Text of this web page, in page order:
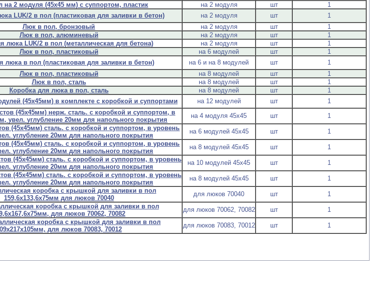
на 2 модуля (45х45 мм) с суппортом, пластик на 2 модуля шт
1
LUK/2 в пол (пластиковая для заливки в бетон) на 2 модуля шт
1
Люк в пол, бронзовый на 2 модуля шт
1
Люк в пол, алюминевый на 2 модуля шт
1
люка LUK/2 в пол (металлическая для бетона) на 2 модуля шт
1
Люк в пол, пластиковый на 6 модулей шт
1
люка в пол (пластиковая для заливки в бетон) на 6 и на 8 модулей шт
1
Люк в пол, пластиковый на 8 модулей шт
1
Люк в пол, сталь на 8 модулей шт
1
Коробка для люка в пол, сталь на 8 модулей шт
1
(45х45мм) в комплекте с коробкой и суппортами на 12 модулей шт
1
(45х45мм) нерж. сталь. с коробкой и суппортом, в
увел. углубление 20мм для напольного покрытия
на 4 модуля 45х45 шт 1
(45х45мм) сталь. с коробкой и суппортом, в уровень
углубление 20мм для напольного покрытия
на 6 модулей 45х45 шт 1
(45х45мм) сталь. с коробкой и суппортом, в уровень
углубление 20мм для напольного покрытия
на 8 модулей 45х45 шт 1
(45х45мм) сталь. с коробкой и суппортом, в уровень
углубление 20мм для напольного покрытия
на 10 модулей 45х45 шт 1
(45х45мм) сталь. с коробкой и суппортом, в уровень
углубление 20мм для напольного покрытия
на 8 модулей 45х45 шт 1
коробка с крышкой для заливки в пол
159,6х133,6х75мм для люков 70040
для люков 70040 шт 1
коробка с крышкой для заливки в пол
для люков 70062, 70082
для люков 70062, 70082 шт 1
коробка с крышкой для заливки в пол
для люков 70083, 70012
для люков 70083, 70012 шт 1